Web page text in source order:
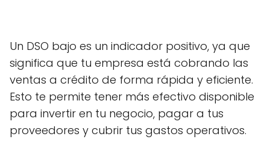
Un DSO bajo es un indicador positivo, ya que
significa que tu empresa está cobrando las
ventas a crédito de forma rápida y eficiente.
Esto te permite tener más efectivo disponible
para invertir en tu negocio, pagar a tus
proveedores y cubrir tus gastos operativos.